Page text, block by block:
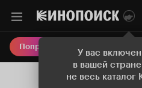
У вас
в вашей
не весь каталог
Попробовать Плюс